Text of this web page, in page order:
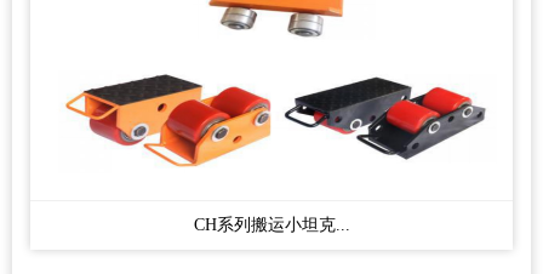
CH系列搬运小坦克...